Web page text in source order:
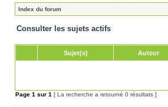
Index du forum
Consulter les sujets actifs
Sujet(s) Auteur
Page 1 sur 1 [ La recherche a retourné 0 résultats ]